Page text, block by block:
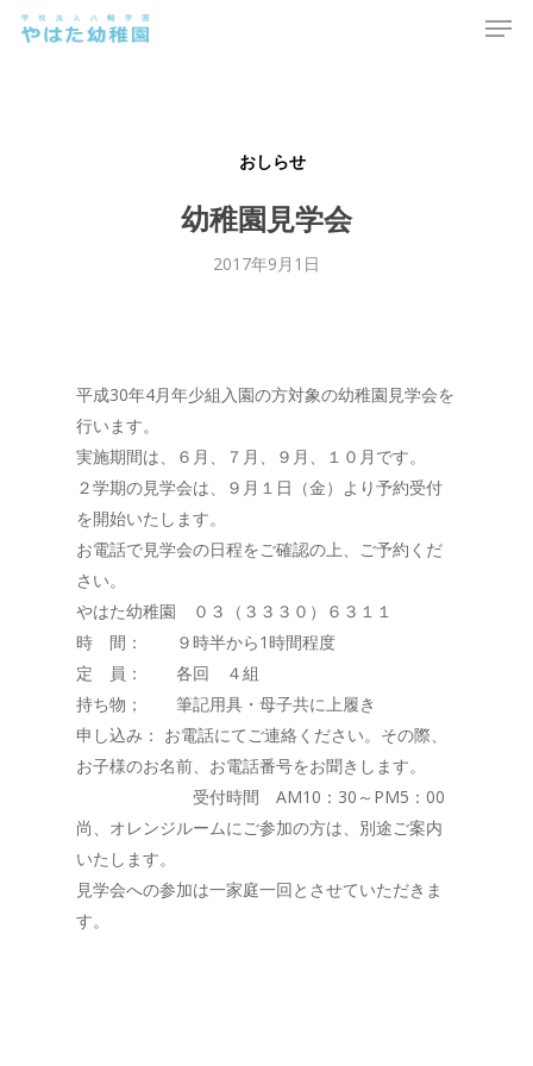
Skip
おしらせ
幼稚園見学会
2017年9月1日
平成30年4月年少組入園の方対象の幼稚園見学会を
行います。
実施期間は、６月、７月、９月、１０月です。
２学期の見学会は、９月１日（金）より予約受付
を開始いたします。
お電話で見学会の日程をご確認の上、ご予約くだ
さい。
やはた幼稚園 ０３（３３３０）６３１１
時 間： ９時半から1時間程度
定 員： 各回 ４組
持ち物； 筆記用具・母子共に上履き
申し込み： お電話にてご連絡ください。その際、
お子様のお名前、お電話番号をお聞きします。
受付時間 AM10：30～PM5：00
尚、オレンジルームにご参加の方は、別途ご案内
いたします。
見学会への参加は一家庭一回とさせていただきま
す。